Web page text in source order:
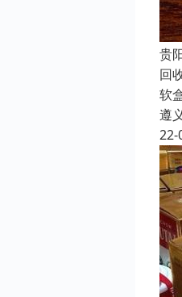
贵
回
软
遵
22-